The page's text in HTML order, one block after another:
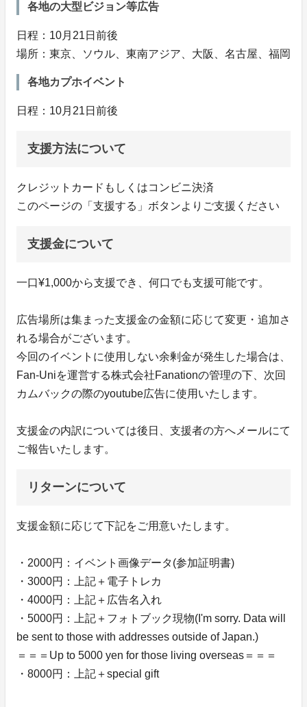
各地の大型ビジョン等広告
日程：10月21日前後
場所：東京、ソウル、東南アジア、大阪、名古屋、福岡
各地カプホイベント
日程：10月21日前後
支援方法について
クレジットカードもしくはコンビニ決済
このページの「支援する」ボタンよりご支援ください
支援金について
一口¥1,000から支援でき、何口でも支援可能です。
広告場所は集まった支援金の金額に応じて変更・追加さ
れる場合がございます。
今回のイベントに使用しない余剰金が発生した場合は、
Fan-Uniを運営する株式会社Fanationの管理の下、次回
カムバックの際のyoutube広告に使用いたします。
支援金の内訳については後日、支援者の方へメールにて
ご報告いたします。
リターンについて
支援金額に応じて下記をご用意いたします。
・2000円：イベント画像データ(参加証明書)
・3000円：上記＋電子トレカ
・4000円：上記＋広告名入れ
・5000円：上記＋フォトブック現物(I'm sorry. Data will
be sent to those with addresses outside of Japan.)
＝＝＝Up to 5000 yen for those living overseas＝＝＝
・8000円：上記＋special gift